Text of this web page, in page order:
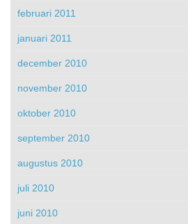
februari 2011
januari 2011
december 2010
november 2010
oktober 2010
september 2010
augustus 2010
juli 2010
juni 2010